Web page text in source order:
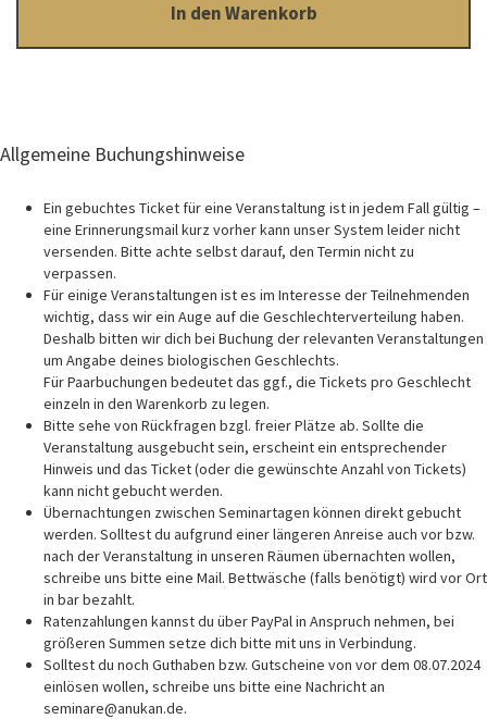
In den Warenkorb
Allgemeine Buchungshinweise
Ein gebuchtes Ticket für eine Veranstaltung ist in jedem Fall gültig –
eine Erinnerungsmail kurz vorher kann unser System leider nicht
versenden. Bitte achte selbst darauf, den Termin nicht zu
verpassen.
Für einige Veranstaltungen ist es im Interesse der Teilnehmenden
wichtig, dass wir ein Auge auf die Geschlechterverteilung haben.
Deshalb bitten wir dich bei Buchung der relevanten Veranstaltungen
um Angabe deines biologischen Geschlechts.
Für Paarbuchungen bedeutet das ggf., die Tickets pro Geschlecht
einzeln in den Warenkorb zu legen.
Bitte sehe von Rückfragen bzgl. freier Plätze ab. Sollte die
Veranstaltung ausgebucht sein, erscheint ein entsprechender
Hinweis und das Ticket (oder die gewünschte Anzahl von Tickets)
kann nicht gebucht werden.
Übernachtungen zwischen Seminartagen können direkt gebucht
werden. Solltest du aufgrund einer längeren Anreise auch vor bzw.
nach der Veranstaltung in unseren Räumen übernachten wollen,
schreibe uns bitte eine Mail. Bettwäsche (falls benötigt) wird vor Ort
in bar bezahlt.
Ratenzahlungen kannst du über PayPal in Anspruch nehmen, bei
größeren Summen setze dich bitte mit uns in Verbindung.
Solltest du noch Guthaben bzw. Gutscheine von vor dem 08.07.2024
einlösen wollen, schreibe uns bitte eine Nachricht an
seminare@anukan.de.